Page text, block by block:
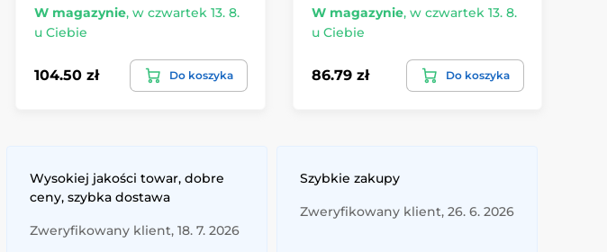
W magazynie, w czwartek 13. 8.
u Ciebie
104.50 zł Do koszyka
W magazynie, w czwartek 13. 8.
u Ciebie
86.79 zł Do koszyka
Wysokiej jakości towar, dobre
ceny, szybka dostawa
Zweryfikowany klient, 18. 7. 2026
Szybkie zakupy
Zweryfikowany klient, 26. 6. 2026